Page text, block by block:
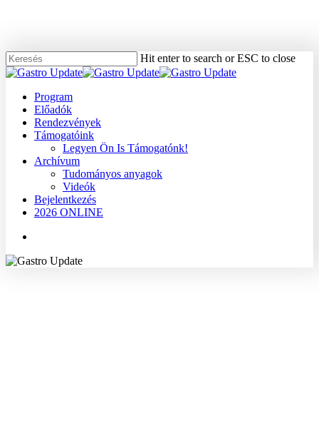
content
Hit enter to search or ESC to close
Close
Menu
Program
Előadók
Rendezvények
Támogatóink
Legyen Ön Is Támogatónk!
Archívum
Tudományos anyagok
Videók
Bejelentkezés
2026 ONLINE